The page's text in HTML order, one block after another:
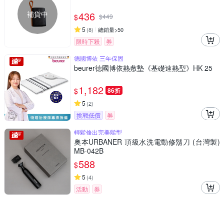
補貨中 $436 $449
5 (8) 總銷量>50
限時下殺
券
德國博依 三年保固
beurer德國博依熱敷墊《基礎速熱型》HK 25
$1,182 86折
5 (2)
挑戰低價
券
輕鬆修出完美鬍型
奧本URBANER 頂級水洗電動修鬍刀 (台灣製)
MB-042B
$588
5 (4)
活動
券